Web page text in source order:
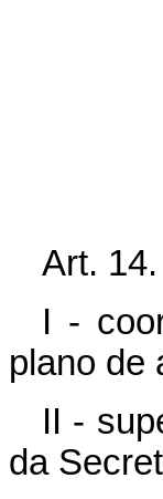
Art.
I -
plano de
II -
da